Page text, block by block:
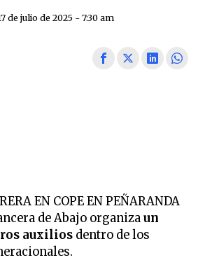
de julio de 2025 - 7:30 am
EN COPE EN PEÑARANDA
de Abajo organizaun
auxilios dentro de los